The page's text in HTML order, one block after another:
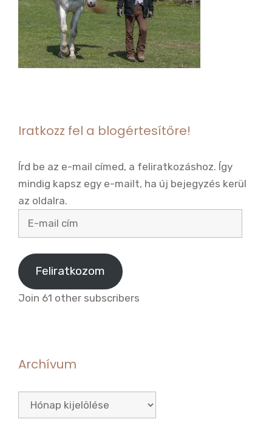
Iratkozz fel a blogértesítőre!
Írd be az e-mail címed, a feliratkozáshoz. Így
mindig kapsz egy e-mailt, ha új bejegyzés kerül
az oldalra.
mail
cím
Feliratkozom
Join 61 other subscribers
Archívum
Archívum